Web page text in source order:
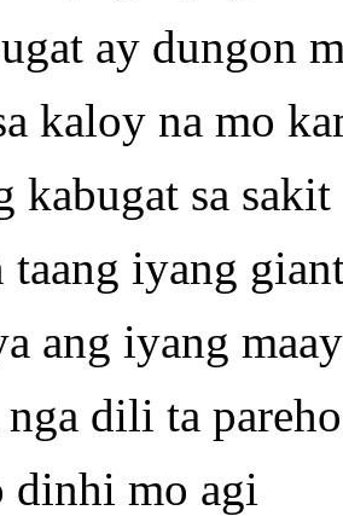
ay dungon
kaloy na mo
kabugat sa
taang iyang
ang iyang
dili ta pareho
dinhi mo agi